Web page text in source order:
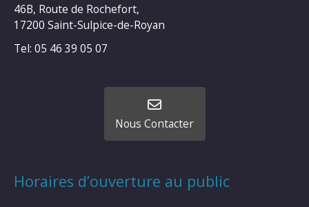
46B, Route de Rochefort,
17200 Saint-Sulpice-de-Royan
Tel: 05 46 39 05 07
Nous Contacter
Horaires d’ouverture au public